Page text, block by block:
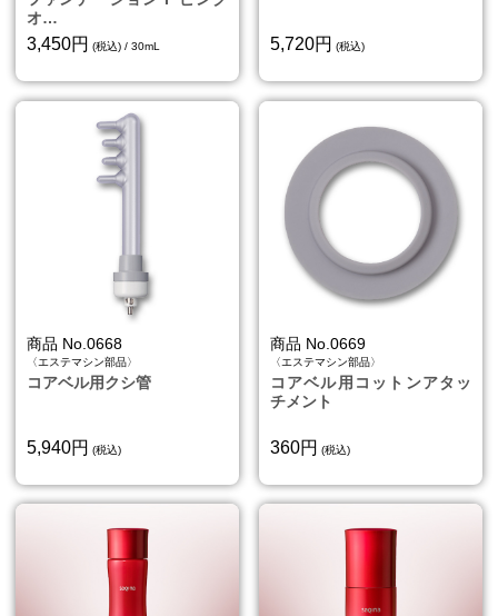
オ…
3,450円 (税込) / 30mL 5,720円 (税込)
商品 No.0668
〈エステマシン部品〉
コアベル用クシ管
5,940円 (税込)
商品 No.0669
〈エステマシン部品〉
コアベル用コットンアタッ
チメント
360円 (税込)